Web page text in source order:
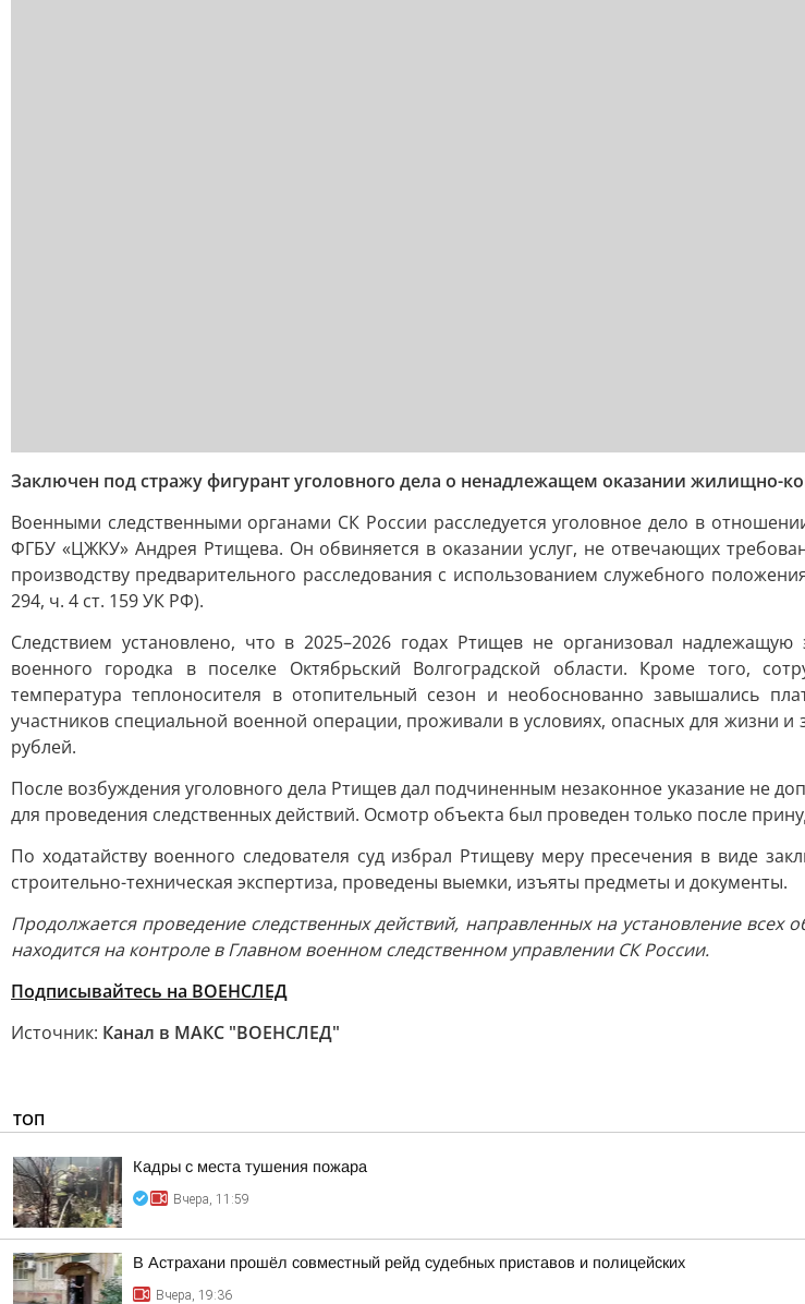
Заключен под стражу фигурант уголовного дела о ненадлежащем оказании жилищно-
Военными следственными органами СК России расследуется уголовное дело в
ФГБУ «ЦЖКУ» Андрея Ртищева. Он обвиняется в оказании услуг, не отвечающих
производству предварительного расследования с использованием служебного
294, ч. 4 ст. 159 УК РФ).
Следствием установлено, что в 2025–2026 годах Ртищев не организовал
военного городка в поселке Октябрьский Волгоградской области. Кроме того,
температура теплоносителя в отопительный сезон и необоснованно завышались
участников специальной военной операции, проживали в условиях, опасных для жизни
рублей.
После возбуждения уголовного дела Ртищев дал подчиненным незаконное указание не
для проведения следственных действий. Осмотр объекта был проведен только после
По ходатайству военного следователя суд избрал Ртищеву меру пресечения в виде
строительно-техническая экспертиза, проведены выемки, изъяты предметы и документы.
Продолжается проведение следственных действий, направленных на установление всех
находится на контроле в Главном военном следственном управлении СК России.
Подписывайтесь на ВОЕНСЛЕД
Источник: Канал в МАКС "ВОЕНСЛЕД"
ТОП
Кадры с места тушения пожара
Вчера, 11:59
В Астрахани прошёл совместный рейд судебных приставов и полицейских
Вчера, 19:36